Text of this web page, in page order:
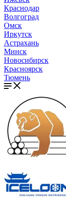
Краснодар
Волгоград
Омск
Иркутск
Астрахань
Минск
Новосибирск
Красноярск
Тюмень